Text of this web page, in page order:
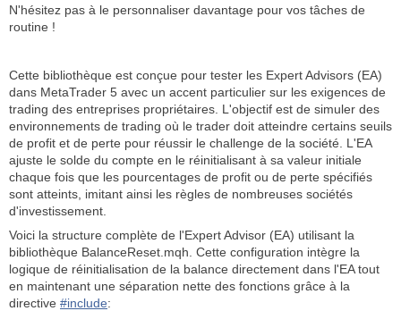
N'hésitez pas à le personnaliser davantage pour vos tâches de
routine !
Cette bibliothèque est conçue pour tester les Expert Advisors (EA)
dans MetaTrader 5 avec un accent particulier sur les exigences de
trading des entreprises propriétaires. L'objectif est de simuler des
environnements de trading où le trader doit atteindre certains seuils
de profit et de perte pour réussir le challenge de la société. L'EA
ajuste le solde du compte en le réinitialisant à sa valeur initiale
chaque fois que les pourcentages de profit ou de perte spécifiés
sont atteints, imitant ainsi les règles de nombreuses sociétés
d'investissement.
Voici la structure complète de l'Expert Advisor (EA) utilisant la
bibliothèque BalanceReset.mqh. Cette configuration intègre la
logique de réinitialisation de la balance directement dans l'EA tout
en maintenant une séparation nette des fonctions grâce à la
directive #include: